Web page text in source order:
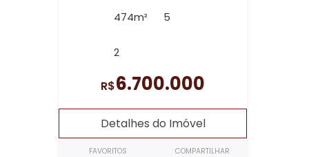
474m² 5
2
R$6.700.000
Detalhes do Imóvel
FAVORITOS COMPARTILHAR